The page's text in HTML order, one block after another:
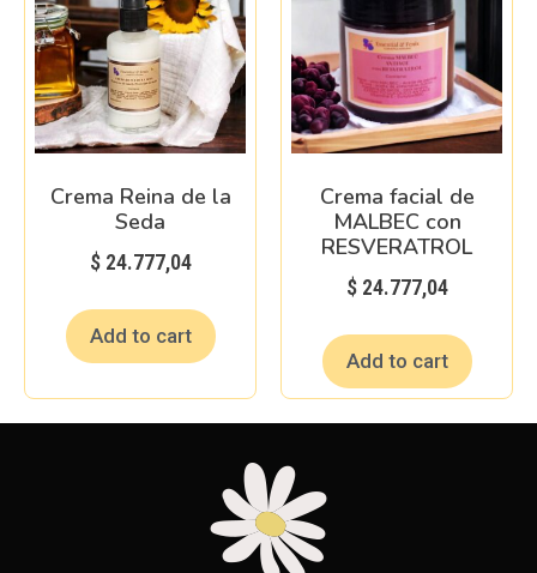
Crema Reina de la
Seda
$24.777,04
Add to cart
Crema facial de
MALBEC con
RESVERATROL
$24.777,04
Add to cart